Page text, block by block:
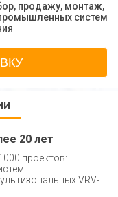
продажу, монтаж,
систем
20 лет
проектов:
VRV-